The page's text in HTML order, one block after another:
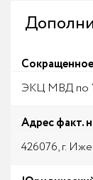
ЭКЦ МВД по
Адрес факт.
426076, г.